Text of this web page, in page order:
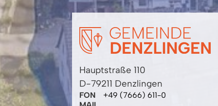
Hauptstraße 110
D-79211 Denzlingen
FON
+49 (7666) 611-0